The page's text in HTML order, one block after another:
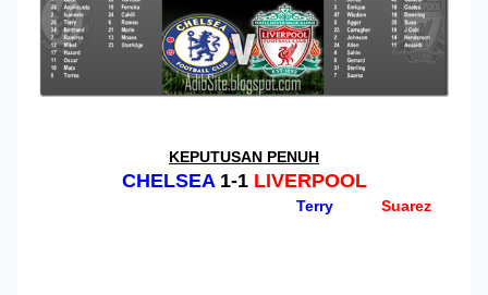
KEPUTUSAN PENUH
CHELSEA1-1 LIVERPOOL
Terry Suarez